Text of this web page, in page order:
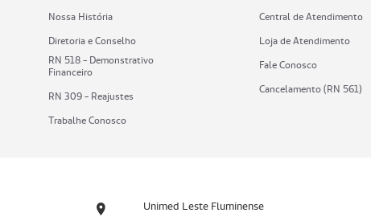
Nossa História
Diretoria e Conselho
RN 518 - Demonstrativo
Financeiro
RN 309 - Reajustes
Trabalhe Conosco
Central de Atendimento
Loja de Atendimento
Fale Conosco
Cancelamento (RN 561)
Unimed Leste Fluminense